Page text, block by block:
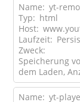
Name: yt-
Typ: html
Host:
Laufzeit:
Zweck:
Speicherung
dem Laden,
Name: yt-